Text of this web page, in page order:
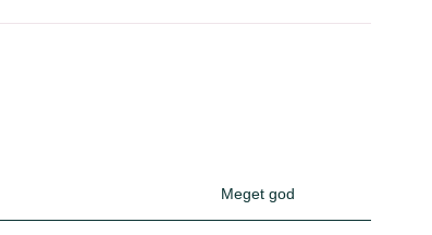
Meget god